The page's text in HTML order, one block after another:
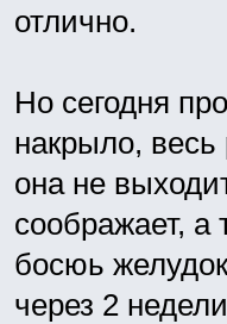
отлично.
Но сегодня
накрыло, весь
она не
соображает,
босюь
через 2